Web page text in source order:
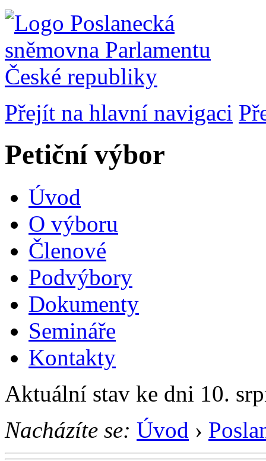
Přejít na hlavní navigaci
Petiční výbor
Úvod
O výboru
Členové
Podvýbory
Dokumenty
Semináře
Kontakty
Aktuální stav ke dni 10.
Nacházíte se: Úvod ›